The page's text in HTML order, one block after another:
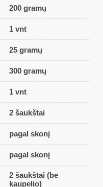
200 gramų
1 vnt
25 gramų
300 gramų
1 vnt
2 šaukštai
pagal skonį
pagal skonį
2 šaukštai (be
kaupelio)